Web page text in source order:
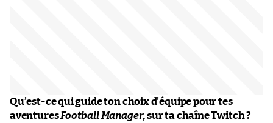
Qu’est-ce qui guide ton choix d’équipe pour tes
aventuresFootball Manager, sur ta chaîne Twitch ?